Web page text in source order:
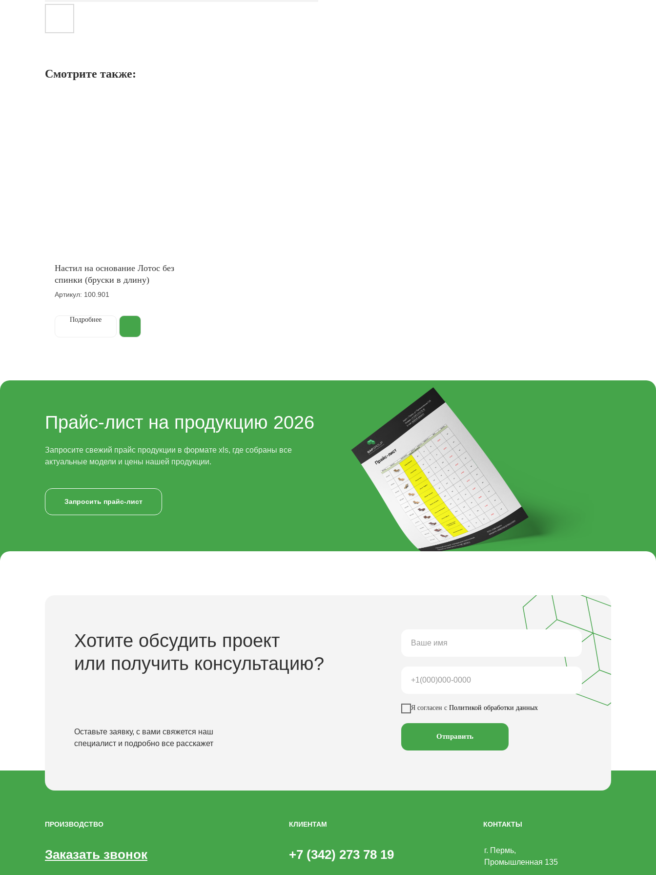
Смотрите также:
Настил на основание Лотос без
спинки (бруски в длину)
Артикул: 100.901
Подробнее
Прайс-лист на продукцию 2026
Запросите свежий прайс продукции в формате xls, где собраны все
актуальные модели и цены нашей продукции.
Запросить прайс-лист
Хотите обсудить проект
или получить консультацию?
Оставьте заявку, с вами свяжется наш
специалист и подробно все расскажет
Я согласен с Политикой обработки данных
Отправить
КЛИЕНТАМ КОНТАКТЫ
+7 (342) 273 78 19
г. Пермь,
Промышленная 135
ПРОИЗВОДСТВО
Заказать звонок